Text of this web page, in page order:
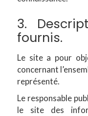
3.
fournis.
Le site a pour
concernant
représenté.
Le responsable
le site des